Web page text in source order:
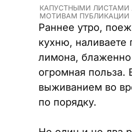
КАПУСТНЫМИ ЛИСТАМИ
МОТИВАМ ПУБЛИКАЦИИ
Раннее утро,
кухню, наливаете
лимона,
огромная
выживанием во
по порядку.